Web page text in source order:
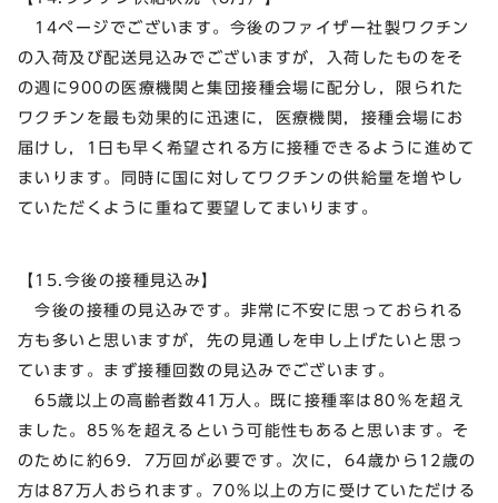
14ページでございます。今後のファイザー社製ワクチン
の入荷及び配送見込みでございますが，入荷したものをそ
の週に900の医療機関と集団接種会場に配分し，限られた
ワクチンを最も効果的に迅速に，医療機関，接種会場にお
届けし，1日も早く希望される方に接種できるように進めて
まいります。同時に国に対してワクチンの供給量を増やし
ていただくように重ねて要望してまいります。
【15.今後の接種見込み】
今後の接種の見込みです。非常に不安に思っておられる
方も多いと思いますが，先の見通しを申し上げたいと思っ
ています。まず接種回数の見込みでございます。
65歳以上の高齢者数41万人。既に接種率は80％を超え
ました。85％を超えるという可能性もあると思います。そ
のために約69．7万回が必要です。次に，64歳から12歳の
方は87万人おられます。70％以上の方に受けていただける